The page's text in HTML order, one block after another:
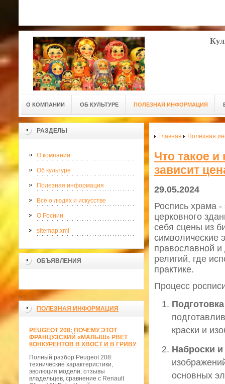
О КОМПАНИИ ОБ КУЛЬТУРЕ ПОЛЕЗНАЯ ИНФОРМАЦИЯ
РАЗДЕЛЫ
О компании
Об культуре
Полезная информация
Всё о людях и искусстве
О Росиии
sitemap.xml
ОБЪЯВЛЕНИЯ
>
ПОЛЕЗНАЯ ИНФОРМАЦИЯ
PEUGEOT 208: ПОЧЕМУ ЭТОТ
ФРАНЦУЗСКИЙ «МАЛЫШ» РВЁТ
КОНКУРЕНТОВ В ХВОСТ И В ГРИВУ
Полный разбор Peugeot 208:
технические характеристики,
эволюция модели, отзывы
владельцев, сравнение с Renault
Главная Полезная
Что такое и
зависит
29.05.2024
Роспись храма -
церковного
себя сцены из
символические
православной и
религий, где
практике.
Процесс
краски и
Наброски
основных